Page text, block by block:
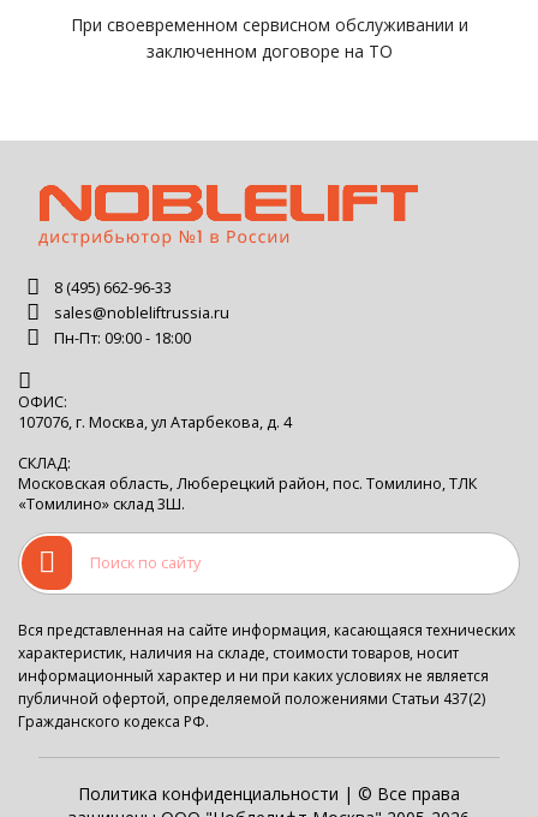
При своевременном сервисном обслуживании и
заключенном договоре на ТО
8 (495) 662-96-33
sales@nobleliftrussia.ru
Пн-Пт: 09:00 - 18:00
ОФИС:
107076, г. Москва, ул Атарбекова, д. 4
СКЛАД:
Московская область, Люберецкий район, пос. Томилино, ТЛК
«Томилино» склад 3Ш.
Вся представленная на сайте информация, касающаяся технических
характеристик, наличия на складе, стоимости товаров, носит
информационный характер и ни при каких условиях не является
публичной офертой, определяемой положениями Статьи 437(2)
Гражданского кодекса РФ.
Политика конфиденциальности | © Все права